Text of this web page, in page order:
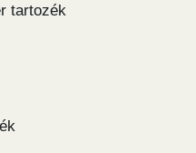
tartozék